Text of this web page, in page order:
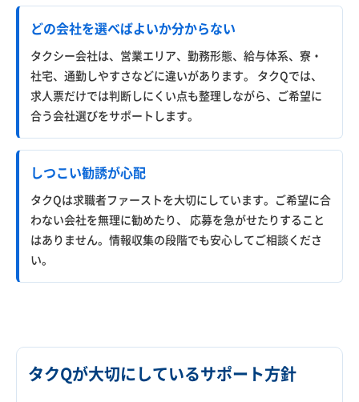
どの会社を選べばよいか分からない
タクシー会社は、営業エリア、勤務形態、給与体系、寮・
社宅、通勤しやすさなどに違いがあります。 タクQでは、
求人票だけでは判断しにくい点も整理しながら、ご希望に
合う会社選びをサポートします。
しつこい勧誘が心配
タクQは求職者ファーストを大切にしています。ご希望に合
わない会社を無理に勧めたり、 応募を急がせたりすること
はありません。情報収集の段階でも安心してご相談くださ
い。
タクQが大切にしているサポート方針